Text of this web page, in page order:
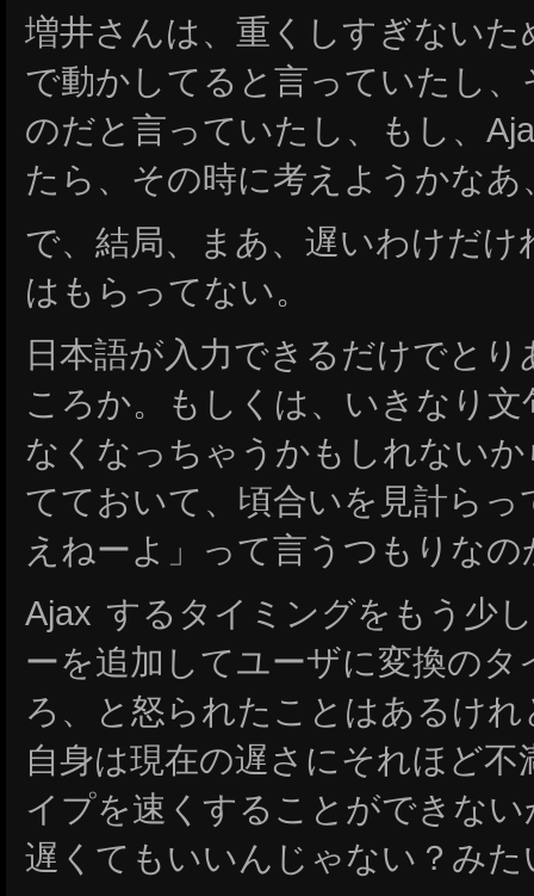
増井さんは、重くしすぎない
で動かしてると言っていたし
のだと言っていたし、もし、
たら、その時に考えようかなあ
で、結局、まあ、遅いわけだ
はもらってない。
日本語が入力できるだけでと
ころか。もしくは、いきなり
なくなっちゃうかもしれない
てておいて、頃合いを見計ら
えねーよ」って言うつもりな
Ajax するタイミングをもう少
ーを追加してユーザに変換の
ろ、と怒られたことはあるけ
自身は現在の遅さにそれほど
イプを速くすることができな
遅くてもいいんじゃない？みた